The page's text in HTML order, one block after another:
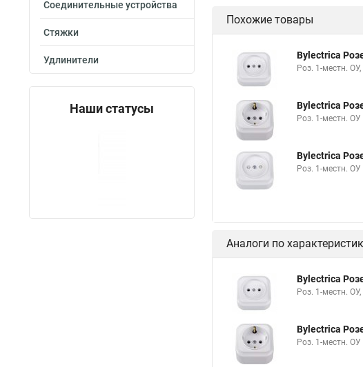
Соединительные устройства
Стяжки
Удлинители
Наши статусы
Похожие товары
Bylectrica
Роз. 1-местн.
Bylectrica
Роз. 1-местн.
Bylectrica
Роз. 1-местн.
Аналоги по
Bylectrica
Роз. 1-местн.
Bylectrica
Роз. 1-местн.